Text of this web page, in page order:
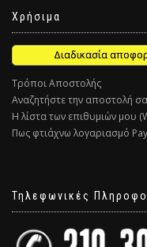
Χρήσιμα
Διαδικασία
Τρόποι Αποστολής
Αναζητήστε την αποστολή
Η λίστα των επιθυμιών μου
Πως φτιάχνω λογαριασμό
Τηλεφωνικές